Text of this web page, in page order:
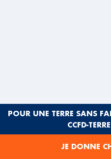
ARTICLE
PROMOUVOIR UNE
POUR UNE TERRE SANS
CCFD-
JE DONNE